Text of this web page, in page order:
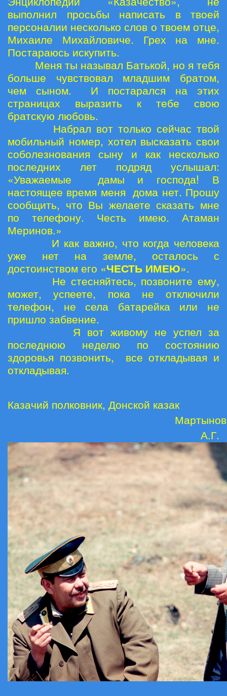
выполнил просьбы написать в твоей
персоналии несколько слов о твоем отце,
Михаиле Михайловиче. Грех на мне.
Постараюсь искупить.
Меня ты называл Батькой, но я тебя
больше чувствовал младшим братом,
чем сыном. И постарался на этих
страницах выразить к тебе свою
братскую любовь.
Набрал вот только сейчас твой
мобильный номер, хотел высказать свои
соболезнования сыну и как несколько
последних лет подряд услышал:
«Уважаемые дамы и господа! В
настоящее время меня дома нет. Прошу
сообщить, что Вы желаете сказать мне
по телефону. Честь имею. Атаман
Меринов.»
И как важно, что когда человека
уже нет на земле, осталось с
достоинством его «ЧЕСТЬ ИМЕЮ».
Не стесняйтесь, позвоните ему,
может, успеете, пока не отключили
телефон, не села батарейка или не
пришло забвение.
Я вот живому не успел за
последнюю неделю по состоянию
здоровья позвонить, все откладывая и
откладывая.
Казачий полковник, Донской казак
Мартынов
А.Г.